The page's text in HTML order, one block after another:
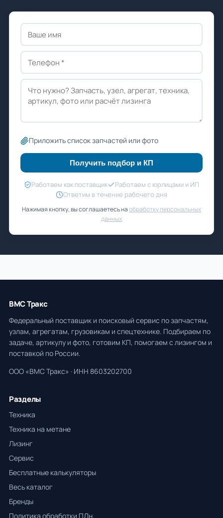
Приложить список запчастей или фото
Получить подбор и КП
Работаем как поставщик
Работаем с юрлицами и ИП
Ответим в течение рабочего дня
Нажимая кнопку, вы соглашаетесь наобработку персональных
данных
ВМС Тракс
Федеральный поставщик и поисковый сервис по запчастям,
узлам, агрегатам, грузовикам и спецтехнике. Подбираем по
задаче, артикулу и фото, готовим КП, помогаем с лизингом и
поставкой по России.
ООО «ВМС Тракс» · ИНН 8603202700
Разделы
Техника
Техника на метане
Лизинг
Сервис
Бесплатные калькуляторы
Весь каталог
Бренды
Политика обработки ПДн